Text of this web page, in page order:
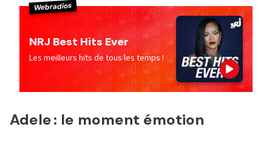
Webradios
NRJ Best Hits Ever
Les meilleurs hits de tous les temps !
Adele : le moment émotion